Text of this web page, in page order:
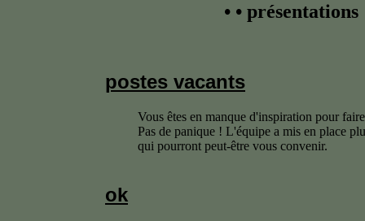
• • présentations
postes vacants
Vous êtes en manque d'inspiration pour
Pas de panique ! L'équipe a mis en place
qui pourront peut-être vous convenir.
ok